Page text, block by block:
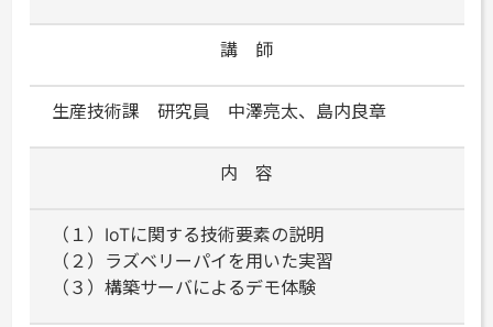
講 師
生産技術課 研究員 中澤亮太、島内良章
内 容
（１）IoTに関する技術要素の説明
（２）ラズベリーパイを用いた実習
（３）構築サーバによるデモ体験